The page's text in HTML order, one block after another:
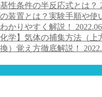
性条件の半反応式とは？
装置とは？実験手順や使
かりやすく解説！
化学】気体の捕集方法（上
）覚え方徹底解説！